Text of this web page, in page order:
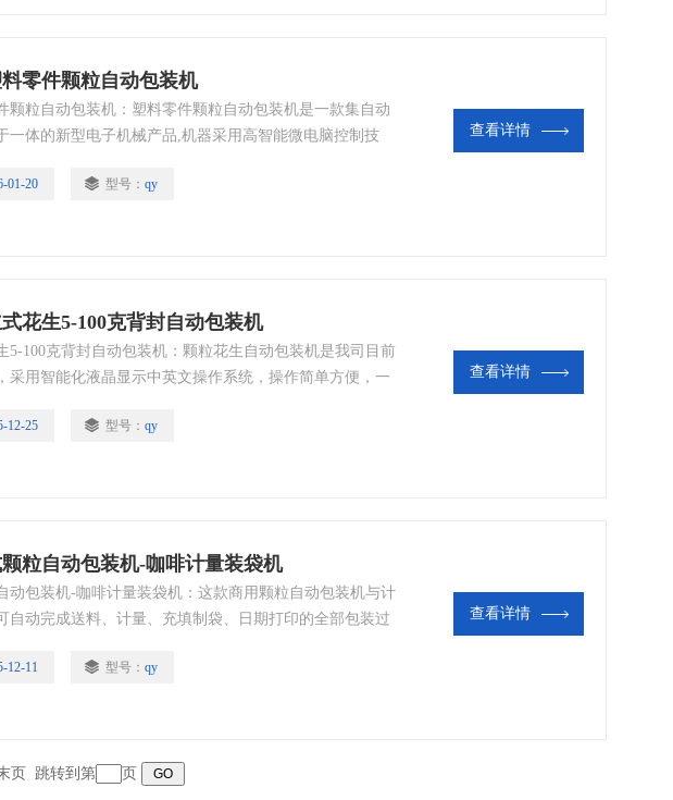
零件颗粒自动包装机
颗粒自动包装机：塑料零件颗粒自动包装机​是一款集自动
一体的新型电子机械产品,机器采用高智能微电脑控制技
01-20 型号： qy
查看详情
花生5-100克背封自动包装机
5-100克背封自动包装机：颗粒花生自动包装机​是我司目前
采用智能化液晶显示中英文操作系统，操作简单方便，一
12-25 型号： qy
查看详情
粒自动包装机-咖啡计量装袋机
动包装机-咖啡计量装袋机：这款商用颗粒自动包装机​与计
自动完成送料、计量、充填制袋、日期打印的全部包装过
12-11 型号： qy
查看详情
页 跳转到第 页